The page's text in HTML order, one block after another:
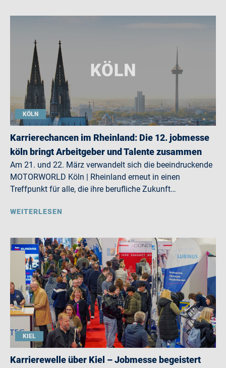
KÖLN
Karrierechancen im Rheinland: Die 12. jobmesse
köln bringt Arbeitgeber und Talente zusammen
Am 21. und 22. März verwandelt sich die beeindruckende
MOTORWORLD Köln | Rheinland erneut in einen
Treffpunkt für alle, die ihre berufliche Zukunft…
WEITERLESEN
KIEL
Karrierewelle über Kiel – Jobmesse begeistert